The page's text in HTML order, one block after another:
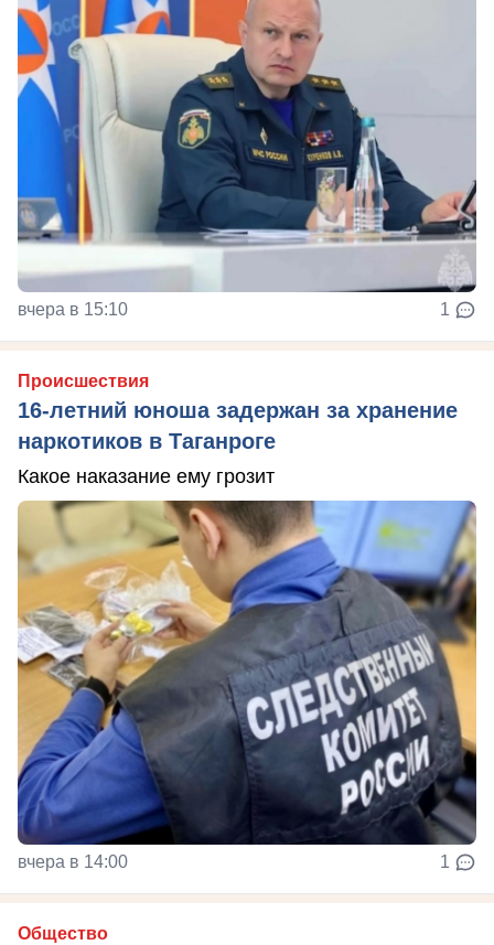
вчера в 15:10 1
Происшествия
16-летний юноша задержан за хранение
наркотиков в Таганроге
Какое наказание ему грозит
вчера в 14:00 1
Общество